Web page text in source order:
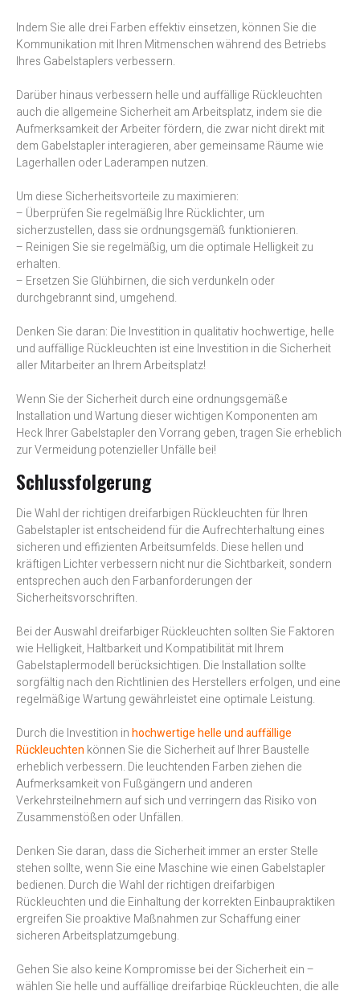
Indem Sie alle drei Farben effektiv einsetzen, können Sie die
Kommunikation mit Ihren Mitmenschen während des Betriebs
Ihres Gabelstaplers verbessern.
Darüber hinaus verbessern helle und auffällige Rückleuchten
auch die allgemeine Sicherheit am Arbeitsplatz, indem sie die
Aufmerksamkeit der Arbeiter fördern, die zwar nicht direkt mit
dem Gabelstapler interagieren, aber gemeinsame Räume wie
Lagerhallen oder Laderampen nutzen.
Um diese Sicherheitsvorteile zu maximieren:
– Überprüfen Sie regelmäßig Ihre Rücklichter, um
sicherzustellen, dass sie ordnungsgemäß funktionieren.
– Reinigen Sie sie regelmäßig, um die optimale Helligkeit zu
erhalten.
– Ersetzen Sie Glühbirnen, die sich verdunkeln oder
durchgebrannt sind, umgehend.
Denken Sie daran: Die Investition in qualitativ hochwertige, helle
und auffällige Rückleuchten ist eine Investition in die Sicherheit
aller Mitarbeiter an Ihrem Arbeitsplatz!
Wenn Sie der Sicherheit durch eine ordnungsgemäße
Installation und Wartung dieser wichtigen Komponenten am
Heck Ihrer Gabelstapler den Vorrang geben, tragen Sie erheblich
zur Vermeidung potenzieller Unfälle bei!
Schlussfolgerung
Die Wahl der richtigen dreifarbigen Rückleuchten für Ihren
Gabelstapler ist entscheidend für die Aufrechterhaltung eines
sicheren und effizienten Arbeitsumfelds. Diese hellen und
kräftigen Lichter verbessern nicht nur die Sichtbarkeit, sondern
entsprechen auch den Farbanforderungen der
Sicherheitsvorschriften.
Bei der Auswahl dreifarbiger Rückleuchten sollten Sie Faktoren
wie Helligkeit, Haltbarkeit und Kompatibilität mit Ihrem
Gabelstaplermodell berücksichtigen. Die Installation sollte
sorgfältig nach den Richtlinien des Herstellers erfolgen, und eine
regelmäßige Wartung gewährleistet eine optimale Leistung.
Durch die Investition inhochwertige helle und auffällige
Rückleuchten können Sie die Sicherheit auf Ihrer Baustelle
erheblich verbessern. Die leuchtenden Farben ziehen die
Aufmerksamkeit von Fußgängern und anderen
Verkehrsteilnehmern auf sich und verringern das Risiko von
Zusammenstößen oder Unfällen.
Denken Sie daran, dass die Sicherheit immer an erster Stelle
stehen sollte, wenn Sie eine Maschine wie einen Gabelstapler
bedienen. Durch die Wahl der richtigen dreifarbigen
Rückleuchten und die Einhaltung der korrekten Einbaupraktiken
ergreifen Sie proaktive Maßnahmen zur Schaffung einer
sicheren Arbeitsplatzumgebung.
Gehen Sie also keine Kompromisse bei der Sicherheit ein –
wählen Sie helle und auffällige dreifarbige Rückleuchten, die alle